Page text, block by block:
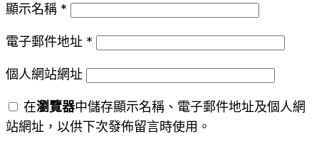
顯示名稱 *
電子郵件地址 *
個人網站網址
在瀏覽器中儲存顯示名稱、電子郵件地址及個人網
站網址，以供下次發佈留言時使用。